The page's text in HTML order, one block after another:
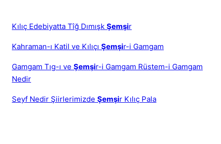
Kılıç Edebiyatta Tîğ Dımışk Şemşir
Kahraman-ı Katil ve Kılıçı Şemşir-i Gamgam
Gamgam Tıg-ı ve Şemşir-i Gamgam Rüstem-i Gamgam
Nedir
Seyf Nedir Şiirlerimizde Şemşir Kılıç Pala